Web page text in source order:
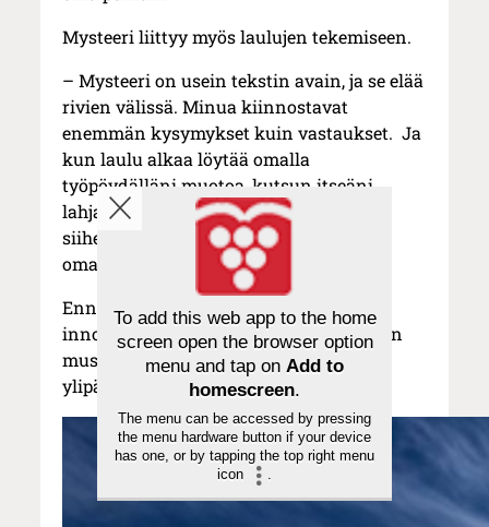
Mysteeri liittyy myös laulujen tekemiseen.
– Mysteeri on usein tekstin avain, ja se elää
rivien välissä. Minua kiinnostavat
enemmän kysymykset kuin vastaukset. Ja
kun laulu alkaa löytää omalla
työpöydälläni muotoa, kutsun itseäni
lahjakkaammat kollegat puhaltamaan
siihen henkeä. Yhdessä tekeminen on
oman työni rakkain mysteeri.
Ennen kaikkea Kuustonen kertoo
innostuvansa ihmisistä, olipa kyse sitten
musiikintekemisestä tai elämästä
ylipäänsä.
To add this web app to the home
screen open the browser option
menu and tap on Add to
homescreen.
The menu can be accessed by pressing
the menu hardware button if your device
has one, or by tapping the top right menu
icon
.